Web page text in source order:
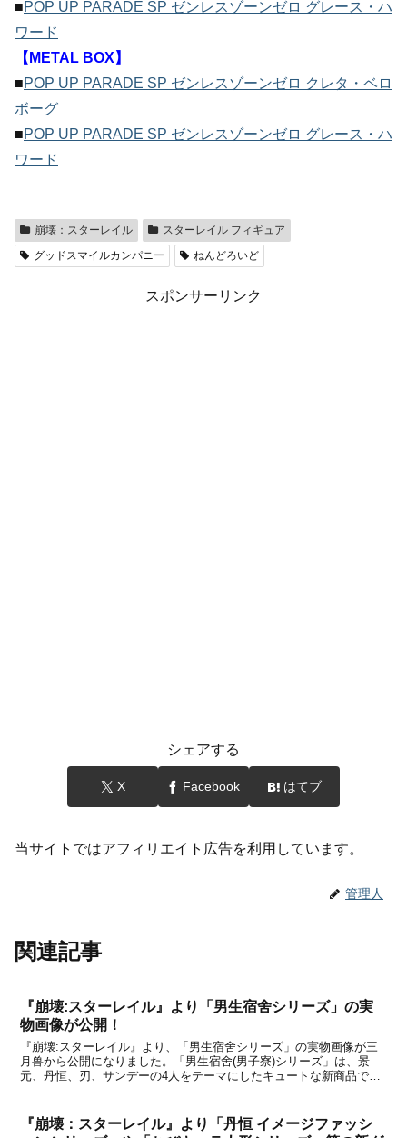
■POP UP PARADE SP ゼンレスゾーンゼロ グレース・ハ
ワード
【METAL BOX】
■POP UP PARADE SP ゼンレスゾーンゼロ クレタ・ベロ
ボーグ
■POP UP PARADE SP ゼンレスゾーンゼロ グレース・ハ
ワード
崩壊：スターレイル
スターレイル フィギュア
グッドスマイルカンパニー
ねんどろいど
スポンサーリンク
シェアする
X Facebook はてブ
当サイトではアフィリエイト広告を利用しています。
管理人
関連記事
『崩壊:スターレイル』より「男生宿舍シリーズ」の実
物画像が公開！
『崩壊:スターレイル』より、「男生宿舍シリーズ」の実物画像が三
月兽から公開になりました。「男生宿舍(男子寮)シリーズ」は、景
元、丹恒、刃、サンデーの4人をテーマにしたキュートな新商品で
『崩壊：スターレイル』より「丹恒 イメージファッシ